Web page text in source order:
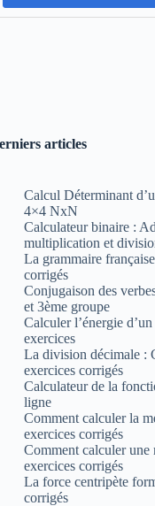
articles
Calcul Déterminant
4×4 NxN
Calculateur binaire :
multiplication et
La grammaire
corrigés
Conjugaison des
et 3ème groupe
Calculer l’énergie
exercices
La division décimale :
exercices corrigés
Calculateur de la
ligne
Comment calculer la
exercices corrigés
Comment calculer
exercices corrigés
La force centripète
corrigés